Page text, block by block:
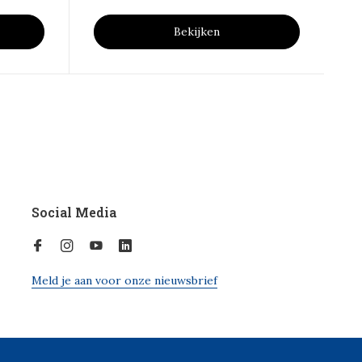
Bekijken
Social Media
Meld je aan voor onze nieuwsbrief